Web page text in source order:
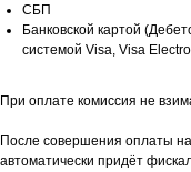
СБП
Банковской картой
системой Visa, Visa
При оплате комиссия не
После совершения оплаты
автоматически придёт